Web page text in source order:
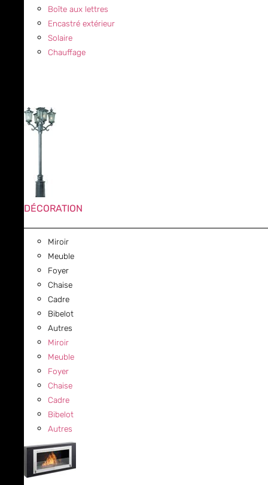
Boîte aux lettres
Encastré extérieur
Solaire
Chauffage
DÉCORATION
Miroir
Meuble
Foyer
Chaise
Cadre
Bibelot
Autres
Miroir
Meuble
Foyer
Chaise
Cadre
Bibelot
Autres